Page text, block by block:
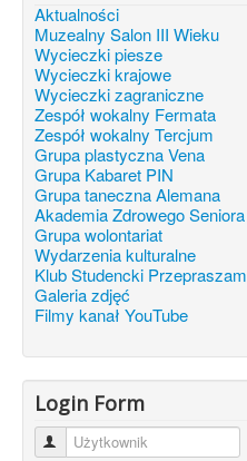
Aktualności
Muzealny Salon III Wieku
Wycieczki piesze
Wycieczki krajowe
Wycieczki zagraniczne
Zespół wokalny Fermata
Zespół wokalny Tercjum
Grupa plastyczna Vena
Grupa Kabaret PIN
Grupa taneczna Alemana
Akademia Zdrowego Seniora
Grupa wolontariat
Wydarzenia kulturalne
Klub Studencki Przepraszam
Galeria zdjęć
Filmy kanał YouTube
Login Form
Użytkownik